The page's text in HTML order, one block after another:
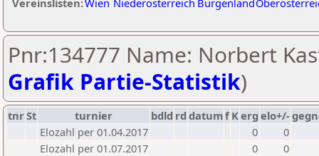
Vereinslisten:Wien Niederösterreich Burgenland
Pnr:134777 Name: Norbert
Grafik Partie-Statistik)
tnrSt turnier bdld rd datumf Kerg elo+/-
Elozahl per 01.04.2017
0
0
Elozahl per 01.07.2017
0
0